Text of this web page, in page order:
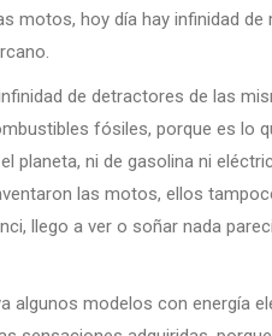
motos, hoy día hay infinidad
de detractores de las
fósiles, porque es lo
planeta, ni de gasolina ni
las motos, ellos
llego a ver o soñar nada
algunos modelos con energía